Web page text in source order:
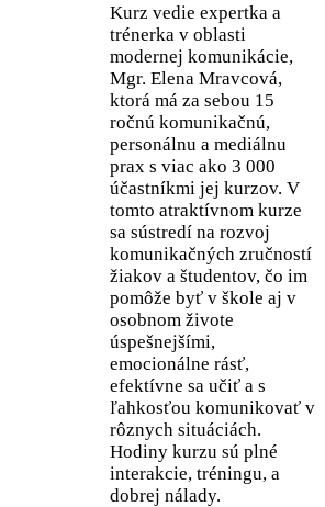
Kurz vedie expertka a
trénerka v oblasti
modernej komunikácie,
Mgr. Elena Mravcová,
ktorá má za sebou 15
ročnú komunikačnú,
personálnu a mediálnu
prax s viac ako 3 000
účastníkmi jej kurzov. V
tomto atraktívnom kurze
sa sústredí na rozvoj
komunikačných zručností
žiakov a študentov, čo im
pomôže byť v škole aj v
osobnom živote
úspešnejšími,
emocionálne rásť,
efektívne sa učiť a s
ľahkosťou komunikovať v
rôznych situáciách.
Hodiny kurzu sú plné
interakcie, tréningu, a
dobrej nálady.